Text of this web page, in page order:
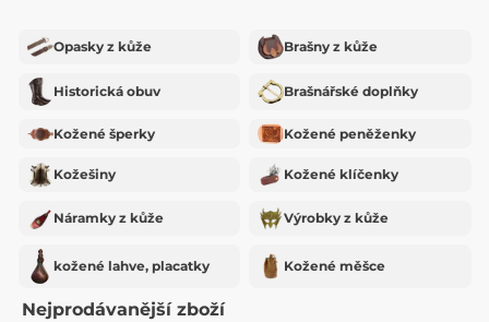
Opasky z kůže Brašny z kůže
Historická obuv Brašnářské doplňky
Kožené šperky Kožené peněženky
Kožešiny Kožené klíčenky
Náramky z kůže Výrobky z kůže
kožené lahve, placatky Kožené měšce
Nejprodávanější zboží